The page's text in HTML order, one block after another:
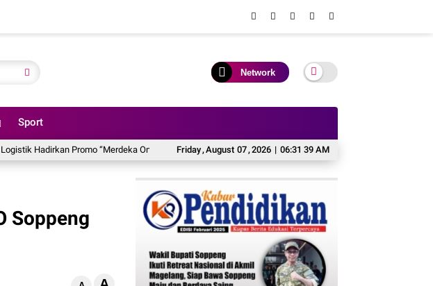
Network
Sport
Friday,August 07,2026 | 06:31 40 AM
Hadirkan Promo “Merdeka Ongkir” untuk Pengiriman Paket Industri Akuakultur Pakistan, Asia Selatan
Soppeng